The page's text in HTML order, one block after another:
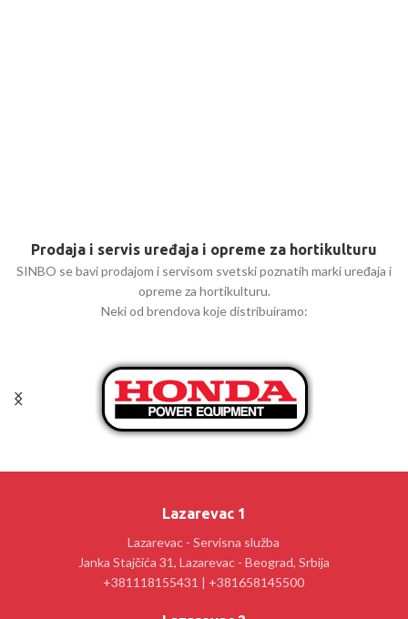
Prodaja i servis uređaja i opreme za hortikulturu
SINBO se bavi prodajom i servisom svetski poznatih marki uređaja i
opreme za hortikulturu.
Neki od brendova koje distribuiramo:
Lazarevac 1
Lazarevac - Servisna služba
Janka Stajčića 31, Lazarevac - Beograd, Srbija
+381118155431 | +381658145500